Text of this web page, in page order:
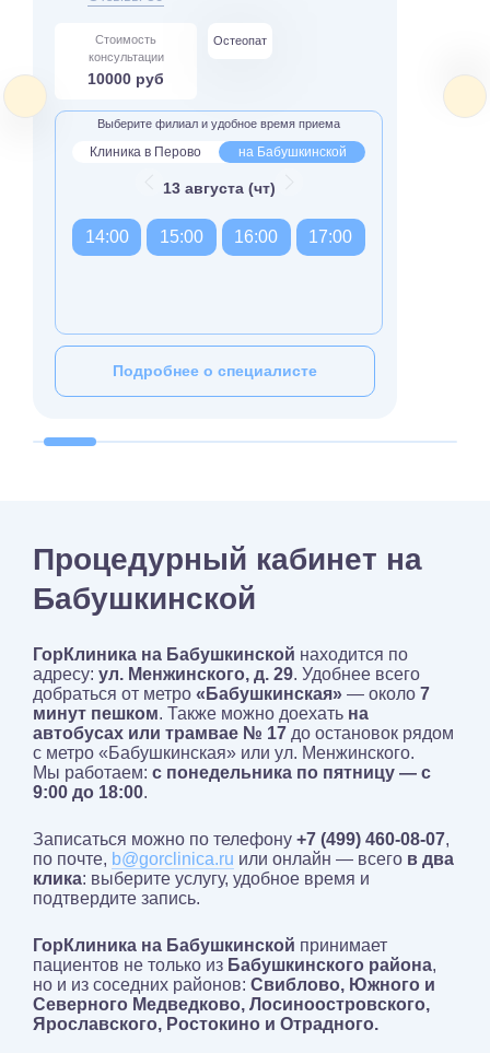
Стоимость
консультации
10000 руб
Остеопат
Выберите филиал и удобное время приема
Клиника в Перово на Бабушкинской
13 августа (чт)
14:00 15:00 16:00 17:00
Подробнее о специалисте
Процедурный кабинет на
Бабушкинской
ГорКлиника на Бабушкинской находится по
адресу: ул. Менжинского, д. 29. Удобнее всего
добраться от метро «Бабушкинская» — около 7
минут пешком. Также можно доехать на
автобусах или трамвае № 17 до остановок рядом
с метро «Бабушкинская» или ул. Менжинского.
Мы работаем: с понедельника по пятницу — с
9:00 до 18:00.
Записаться можно по телефону +7 (499) 460-08-07,
по почте, b@gorclinica.ru или онлайн — всего в два
клика: выберите услугу, удобное время и
подтвердите запись.
ГорКлиника на Бабушкинской принимает
пациентов не только из Бабушкинского района,
но и из соседних районов: Свиблово, Южного и
Северного Медведково, Лосиноостровского,
Ярославского, Ростокино и Отрадного.